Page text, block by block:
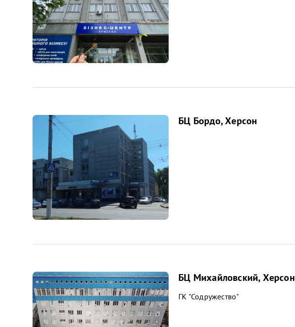
БЦ Бордо, Херсон
БЦ Михайловский, Херсон
ГК "Содружество"